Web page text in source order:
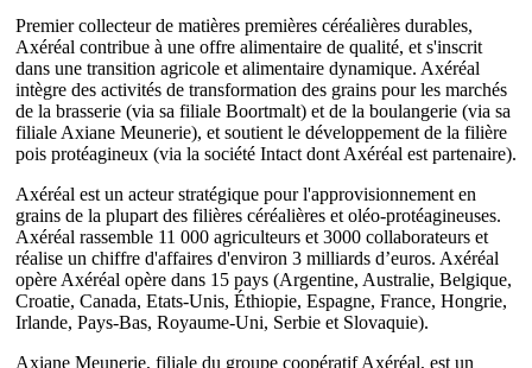
Premier collecteur de matières premières céréalières durables,
Axéréal contribue à une offre alimentaire de qualité, et s'inscrit
dans une transition agricole et alimentaire dynamique. Axéréal
intègre des activités de transformation des grains pour les marchés
de la brasserie (via sa filiale Boortmalt) et de la boulangerie (via sa
filiale Axiane Meunerie), et soutient le développement de la filière
pois protéagineux (via la société Intact dont Axéréal est partenaire).
Axéréal est un acteur stratégique pour l'approvisionnement en
grains de la plupart des filières céréalières et oléo-protéagineuses.
Axéréal rassemble 11 000 agriculteurs et 3000 collaborateurs et
réalise un chiffre d'affaires d'environ 3 milliards d’euros. Axéréal
opère Axéréal opère dans 15 pays (Argentine, Australie, Belgique,
Croatie, Canada, Etats-Unis, Éthiopie, Espagne, France, Hongrie,
Irlande, Pays-Bas, Royaume-Uni, Serbie et Slovaquie).
Axiane Meunerie, filiale du groupe coopératif Axéréal, est un